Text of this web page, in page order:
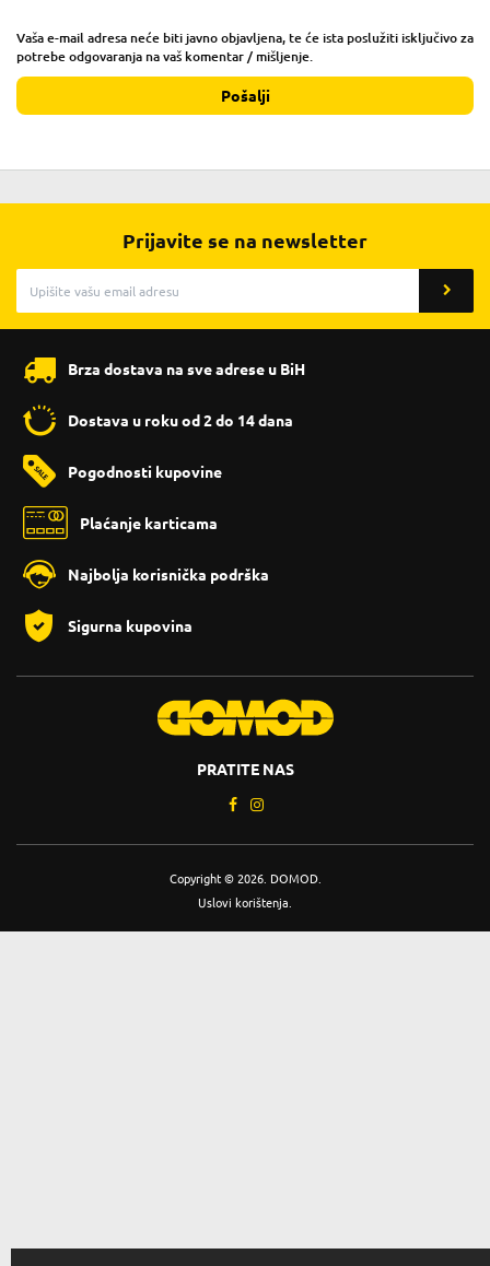
Vaša e-mail adresa neće biti javno objavljena, te će ista poslužiti isključivo za
potrebe odgovaranja na vaš komentar / mišljenje.
Pošalji
Prijavite se na newsletter
Brza dostava na sve adrese u BiH
Dostava u roku od 2 do 14 dana
Pogodnosti kupovine
Plaćanje karticama
Najbolja korisnička podrška
Sigurna kupovina
PRATITE NAS
Copyright © 2026. DOMOD.
Uslovi korištenja